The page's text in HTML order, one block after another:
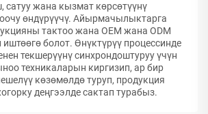
сатуу жана кызмат көрсөтүүнү
өндүрүүчү. Айырмачылыктарга
тактоо жана OEM жана ODM
болот. Өнүктүрүү процессинде
текшерүүнү синхрондоштуруу үчүн
техникаларын киргизип, ар бир
көзөмөлдө туруп, продукция
деңгээлде сактап турабыз.